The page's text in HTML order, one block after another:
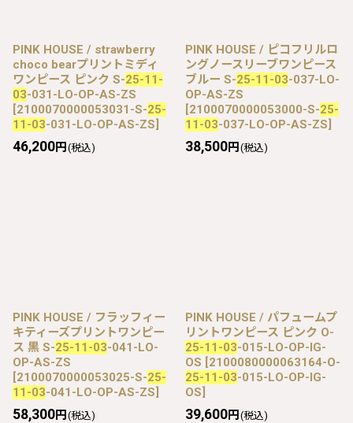
PINK HOUSE / strawberry
choco bearプリントミディ
ワンピース ピンク S-25-11-
03-031-LO-OP-AS-ZS
[2100070000053031-S-25-
11-03-031-LO-OP-AS-ZS]
46,200円 (税込)
PINK HOUSE / ピコフリルロ
ングノースリーブワンピース
ブルー S-25-11-03-037-LO-
OP-AS-ZS
[2100070000053000-S-25-
11-03-037-LO-OP-AS-ZS]
38,500円 (税込)
PINK HOUSE / フラッフィー
キティーズプリントワンピー
ス 黒 S-25-11-03-041-LO-
OP-AS-ZS
[2100070000053025-S-25-
11-03-041-LO-OP-AS-ZS]
58,300円 (税込)
PINK HOUSE / パフュームプ
リントワンピース ピンク O-
25-11-03-015-LO-OP-IG-
OS [2100080000063164-O-
25-11-03-015-LO-OP-IG-
OS]
39,600円 (税込)